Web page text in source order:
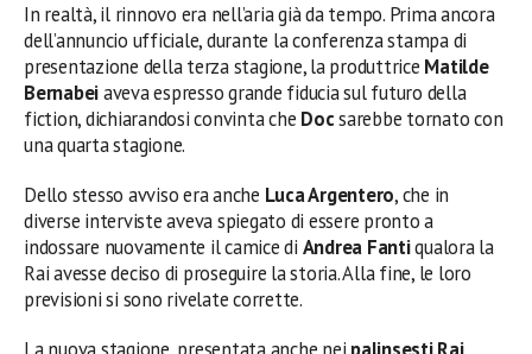
In realtà, il rinnovo era nell’aria già da tempo. Prima ancora
dell’annuncio ufficiale, durante la conferenza stampa di
presentazione della terza stagione, la produttrice Matilde
Bernabeiaveva espresso grande fiducia sul futuro della
fiction, dichiarandosi convinta che Docsarebbe tornato con
una quarta stagione.
Dello stesso avviso era anche Luca Argentero, che in
diverse interviste aveva spiegato di essere pronto a
indossare nuovamente il camice di Andrea Fantiqualora la
Rai avesse deciso di proseguire la storia. Alla fine, le loro
previsioni si sono rivelate corrette.